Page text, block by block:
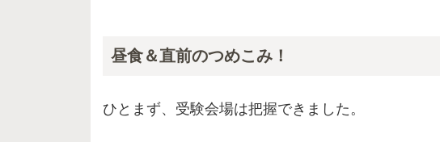
昼食＆直前のつめこみ！
ひとまず、受験会場は把握できました。